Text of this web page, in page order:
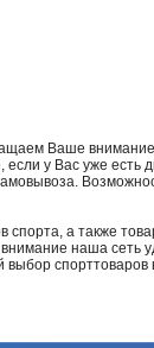
Ваше
у Вас уже есть
а также
наша сеть
спорттоваров